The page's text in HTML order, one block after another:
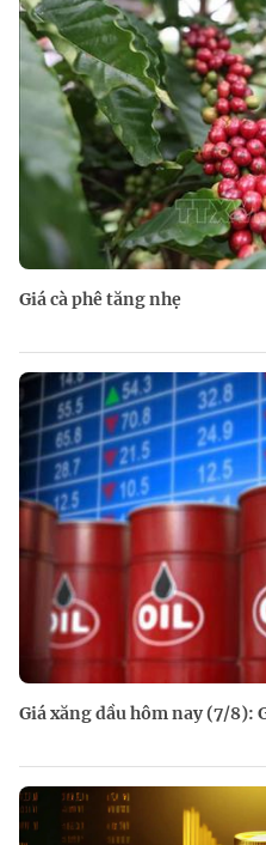
Giá cà phê tăng nhẹ
Giá xăng dầu hôm nay (7/8):